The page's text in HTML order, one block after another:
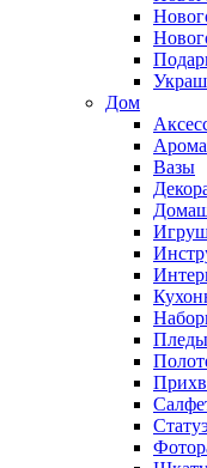
Дом
Вазы
Пледы